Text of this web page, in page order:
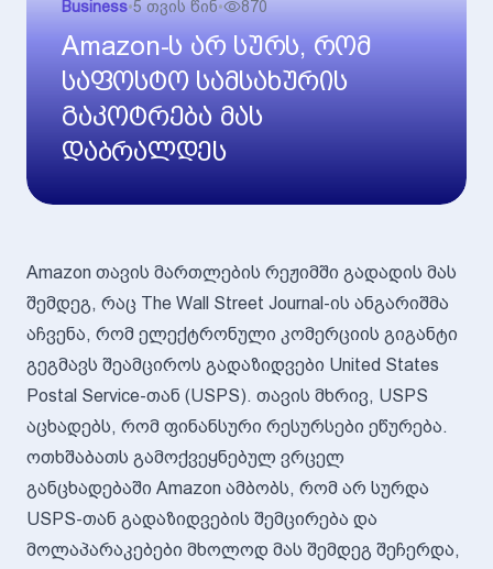
Business•5 თვის წინ• 870
Amazon-ს არ სურს, რომ
საფოსტო სამსახურის
გაკოტრება მას
დაბრალდეს
Amazon თავის მართლების რეჟიმში გადადის მას
შემდეგ, რაც The Wall Street Journal-ის ანგარიშმა
აჩვენა, რომ ელექტრონული კომერციის გიგანტი
გეგმავს შეამციროს გადაზიდვები United States
Postal Service-თან (USPS). თავის მხრივ, USPS
აცხადებს, რომ ფინანსური რესურსები ეწურება.
ოთხშაბათს გამოქვეყნებულ ვრცელ
განცხადებაში Amazon ამბობს, რომ არ სურდა
USPS-თან გადაზიდვების შემცირება და
მოლაპარაკებები მხოლოდ მას შემდეგ შეჩერდა,